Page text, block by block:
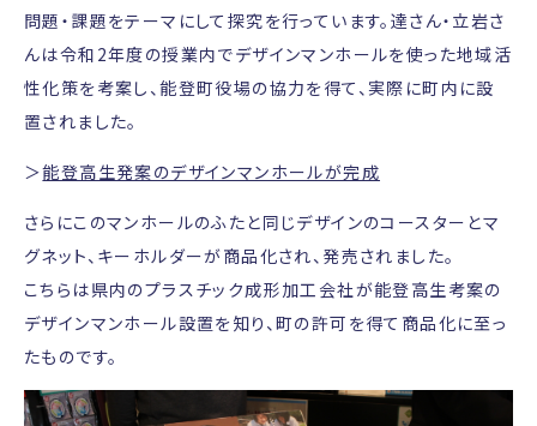
問題・課題をテーマにして探究を行っています。達さん・立岩さ
んは令和2年度の授業内でデザインマンホールを使った地域活
性化策を考案し、能登町役場の協力を得て、実際に町内に設
置されました。
＞能登高生発案のデザインマンホールが完成
さらにこのマンホールのふたと同じデザインのコースターとマ
グネット、キーホルダーが商品化され、発売されました。
こちらは県内のプラスチック成形加工会社が能登高生考案の
デザインマンホール設置を知り、町の許可を得て商品化に至っ
たものです。